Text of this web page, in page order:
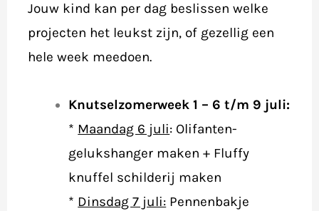
Jouw kind kan per dag beslissen welke
projecten het leukst zijn, of gezellig een
hele week meedoen.
Knutselzomerweek 1 – 6 t/m 9 juli:
* Maandag 6 juli: Olifanten-
gelukshanger maken + Fluffy
knuffel schilderij maken
* Dinsdag 7 juli: Pennenbakje